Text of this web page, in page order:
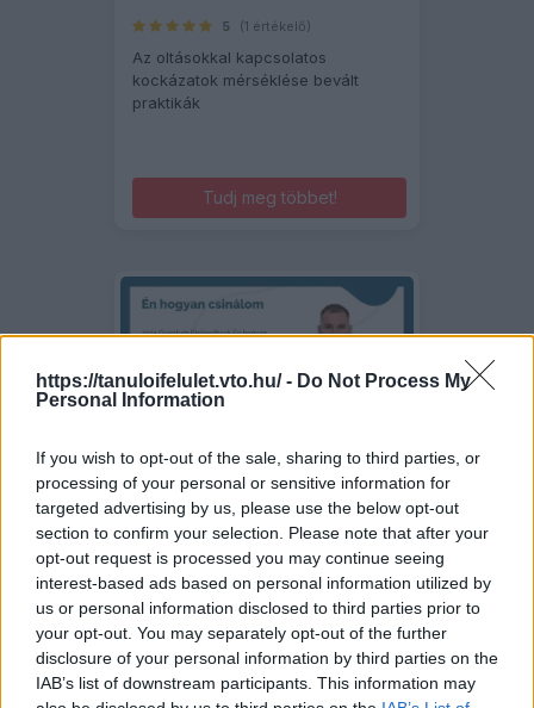
https://tanuloifelulet.vto.hu/ - Do Not Process My
Personal Information
If you wish to opt-out of the sale, sharing to third parties, or
processing of your personal or sensitive information for
targeted advertising by us, please use the below opt-out
section to confirm your selection. Please note that after your
opt-out request is processed you may continue seeing
interest-based ads based on personal information utilized by
us or personal information disclosed to third parties prior to
your opt-out. You may separately opt-out of the further
disclosure of your personal information by third parties on the
IAB’s list of downstream participants. This information may
5 (1 értékelő)
Az oltásokkal kapcsolatos
kockázatok mérséklése bevált
praktikák
Tudj meg többet!
CSÁSZI ANDRÁS
Én hogyan csinálom
5 (1 értékelő)
Az előadás során részletes
betekintést nyújtok abba, hogyan
alkalmazom a legújabb Clasp64
biofeedback szoftvert a
gyakorlatban.